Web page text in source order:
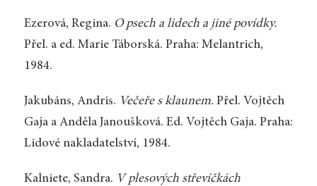
Ezerová, Regina. O psech a lidech a jiné povídky.
Přel. a ed. Marie Táborská. Praha: Melantrich,
1984.
Jakubáns, Andris. Večeře s klaunem.Přel. Vojtěch
Gaja a Anděla Janoušková. Ed. Vojtěch Gaja. Praha:
Lidové nakladatelství, 1984.
Kalniete, Sandra. V plesových střevíčkách